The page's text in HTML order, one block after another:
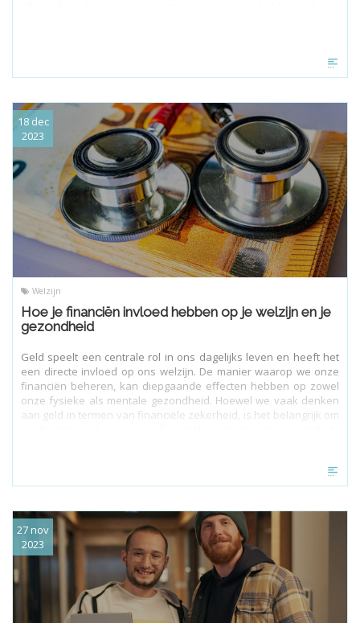
18 dec
2023
Welzijn
Hoe je financiën invloed hebben op je welzijn en je
gezondheid
Geld speelt een centrale rol in ons dagelijks leven en heeft het
een directe invloed op ons welzijn. De manier waarop we onze
financiën beheren, kan diepgaande effecten hebben op zowel
onze fysieke als mentale gezondheid. Hoewel we vaak denken
aan geld in termen van financiële zekerheid, is het belangrijk om
elkaar verweven zijn en hoe je een gezondere relatie met geld
kunt opbouwen.
27 nov
2023